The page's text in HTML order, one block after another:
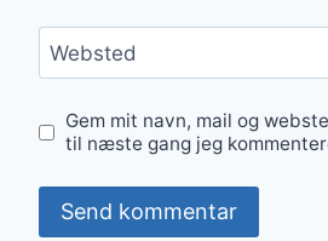
Websted
Gem mit navn, mail og
til næste gang jeg